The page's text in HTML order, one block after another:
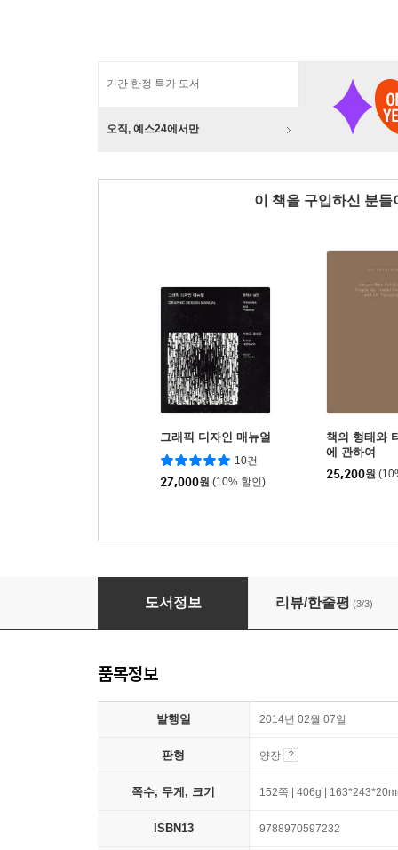
기간 한정 특가 도서
오직, 예스24에서만
이 책을 구입하신 분
그래픽 디자인 매뉴얼
10건
27,000원 (10% 할인)
책의 형태와
에 관하여
25,200원
타이포그래픽 디자인 Typographische
도서정보 리뷰/한줄평 (3/3)
품목정보
발행일 2014년 02월 07일
판형 양장
쪽수, 무게, 크기 152쪽 | 406g |
ISBN13 9788970597232